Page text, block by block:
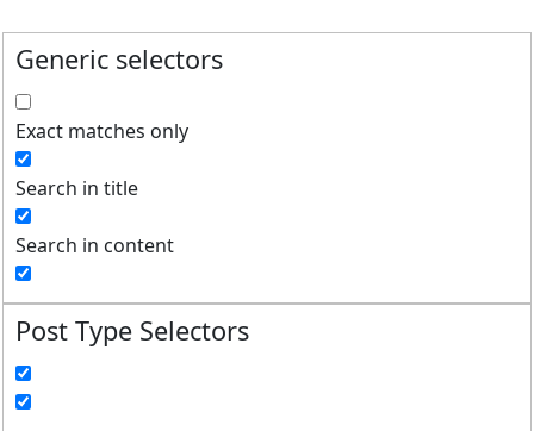
Generic selectors
Exact matches only
Search in title
Search in content
Post Type Selectors